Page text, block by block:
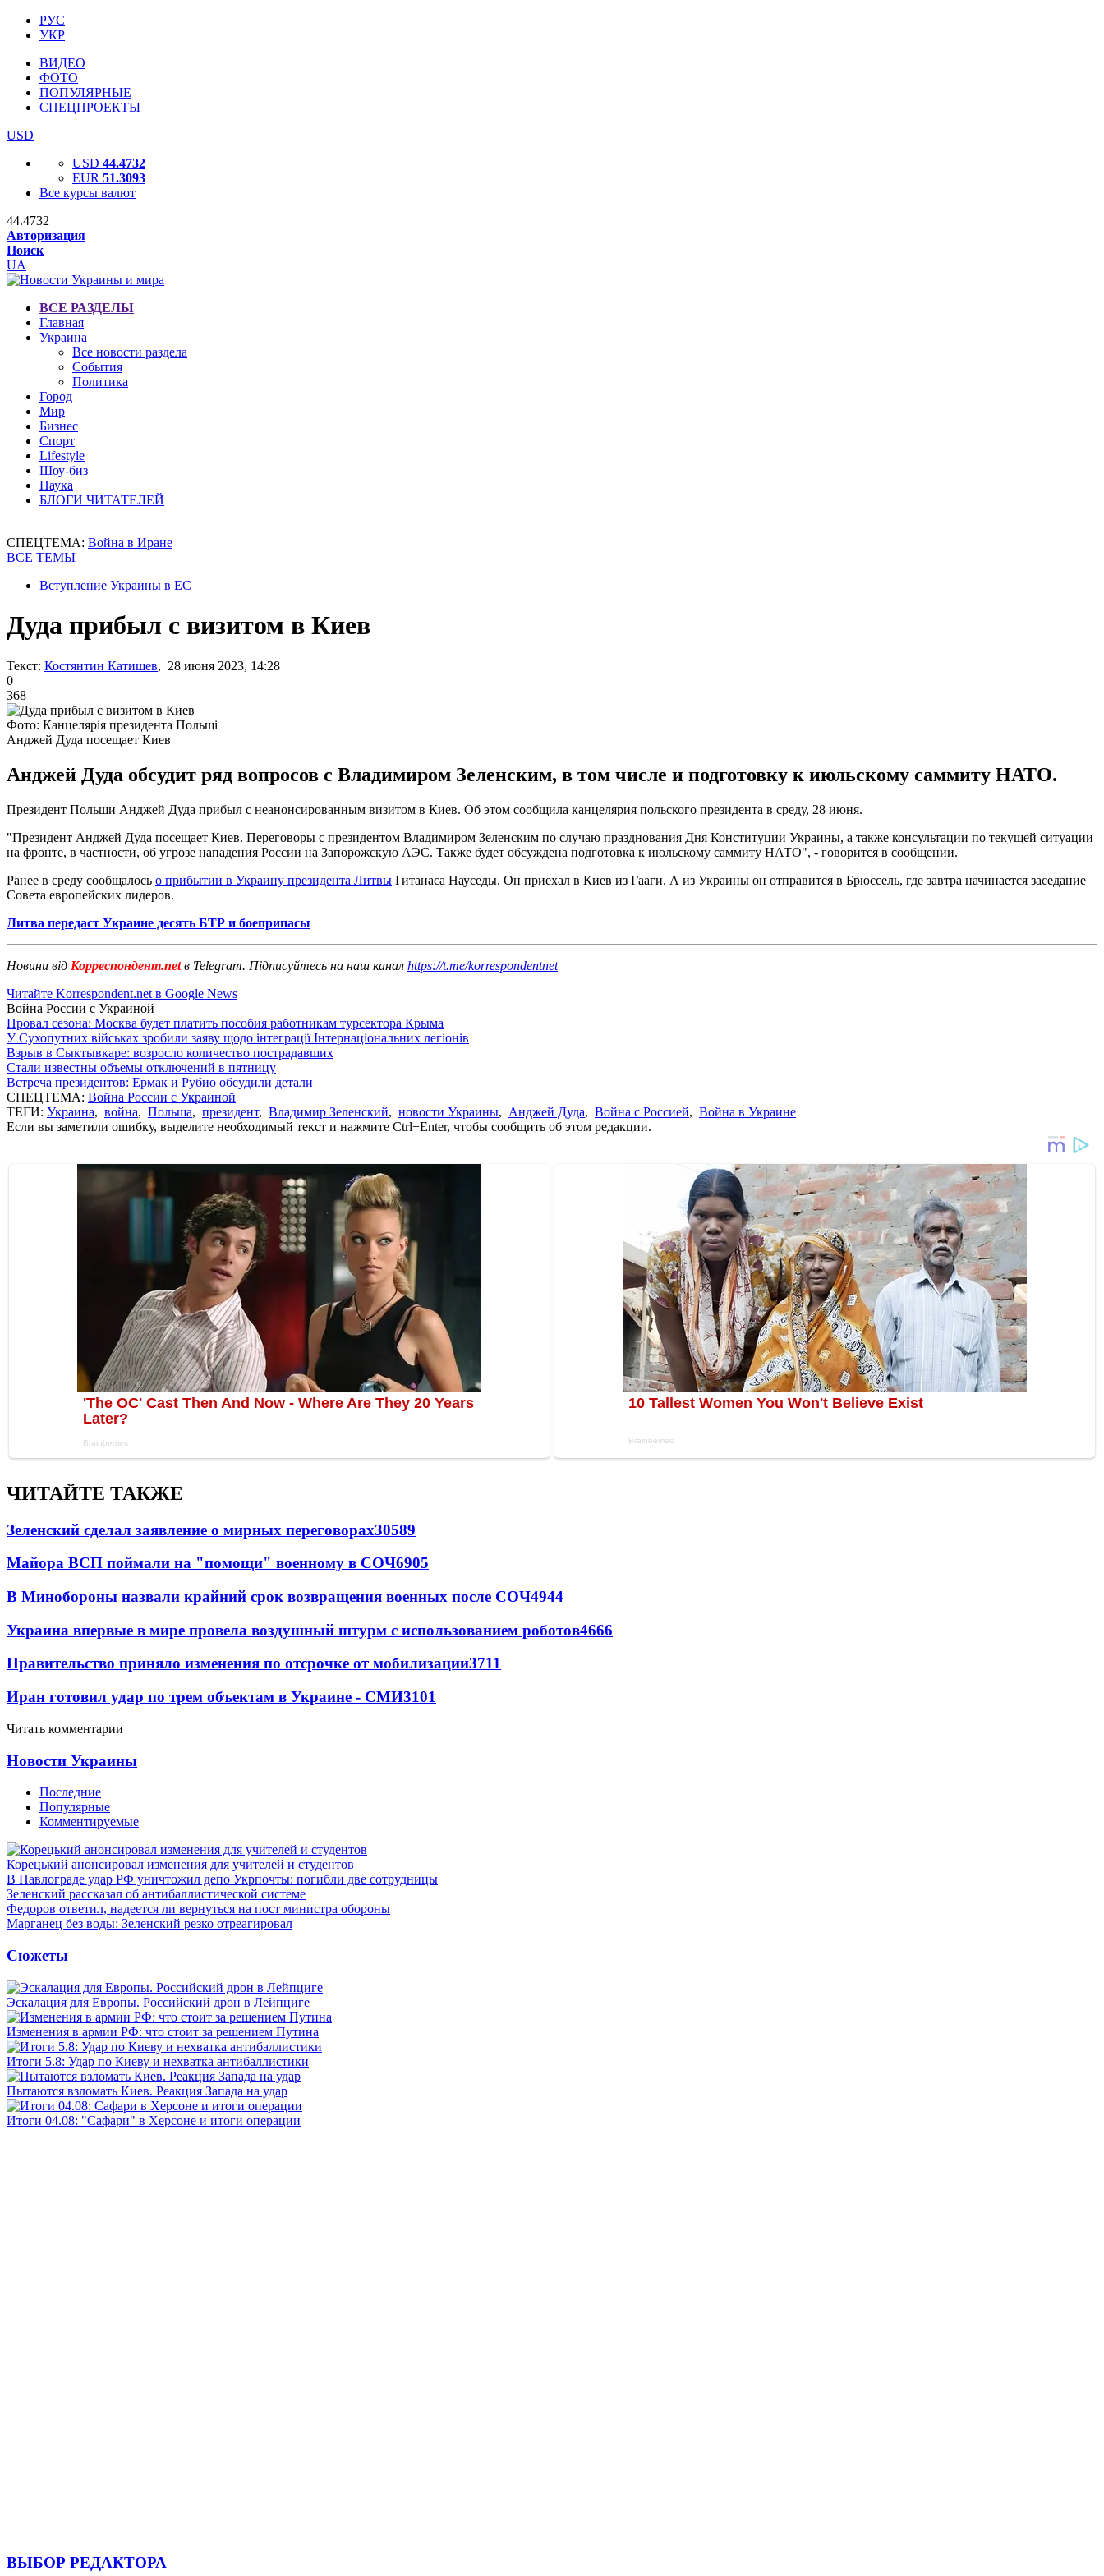
РУС
УКР
ВИДЕО
ФОТО
ПОПУЛЯРНЫЕ
СПЕЦПРОЕКТЫ
USD
USD 44.4732
EUR 51.3093
Все курсы валют
44.4732
Авторизация
Поиск
UA
ВСЕ РАЗДЕЛЫ
Главная
Украина
Все новости раздела
События
Политика
Город
Мир
Бизнес
Спорт
Lifestyle
Шоу-биз
Наука
БЛОГИ ЧИТАТЕЛЕЙ
СПЕЦТЕМА: Война в Иране
ВСЕ ТЕМЫ
Вступление Украины в ЕС
Дуда прибыл с визитом в Киев
Текст: Костянтин Катишев, 28 июня 2023, 14:28
0
368
Фото: Канцелярія президента Польщі
Анджей Дуда посещает Киев
Анджей Дуда обсудит ряд вопросов с Владимиром Зеленским, в том числе и подготовку к июльскому саммиту НАТО.
Президент Польши Анджей Дуда прибыл с неанонсированным визитом в Киев. Об этом сообщила канцелярия польского президента в среду, 28 июня.
"Президент Анджей Дуда посещает Киев. Переговоры с президентом Владимиром Зеленским по случаю празднования Дня Конституции Украины, а также консультации по текущей ситуации
на фронте, в частности, об угрозе нападения России на Запорожскую АЭС. Также будет обсуждена подготовка к июльскому саммиту НАТО", - говорится в сообщении.
Ранее в среду сообщалось о прибытии в Украину президента Литвы Гитанаса Науседы. Он приехал в Киев из Гааги. А из Украины он отправится в Брюссель, где завтра начинается заседание
Совета европейских лидеров.
Литва передаст Украине десять БТР и боеприпасы
Новини від Корреспондент.netв Telegram. Підписуйтесь на наш канал https://t.me/korrespondentnet
Читайте Korrespondent.net в Google News
Война России с Украиной
Провал сезона: Москва будет платить пособия работникам турсектора Крыма
У Сухопутних військах зробили заяву щодо інтеграції Інтернаціональних легіонів
Взрыв в Сыктывкаре: возросло количество пострадавших
Стали известны объемы отключений в пятницу
Встреча президентов: Ермак и Рубио обсудили детали
СПЕЦТЕМА: Война России с Украиной
ТЕГИ: Украина, война, Польша, президент, Владимир Зеленский, новости Украины, Анджей Дуда, Война с Россией, Война в Украине
Если вы заметили ошибку, выделите необходимый текст и нажмите Ctrl+Enter, чтобы сообщить об этом редакции.
ЧИТАЙТЕ ТАКЖЕ
Зеленский сделал заявление о мирных переговорах30589
Майора ВСП поймали на "помощи" военному в СОЧ6905
В Минобороны назвали крайний срок возвращения военных после СОЧ4944
Украина впервые в мире провела воздушный штурм с использованием роботов4666
Правительство приняло изменения по отсрочке от мобилизации3711
Иран готовил удар по трем объектам в Украине - СМИ3101
Читать комментарии
Новости Украины
Последние
Популярные
Комментируемые
Корецький анонсировал изменения для учителей и студентов
В Павлограде удар РФ уничтожил депо Укрпочты: погибли две сотрудницы
Зеленский рассказал об антибаллистической системе
Федоров ответил, надеется ли вернуться на пост министра обороны
Марганец без воды: Зеленский резко отреагировал
Сюжеты
Эскалация для Европы. Российский дрон в Лейпциге
Изменения в армии РФ: что стоит за решением Путина
Итоги 5.8: Удар по Киеву и нехватка антибаллистики
Пытаются взломать Киев. Реакция Запада на удар
Итоги 04.08: "Сафари" в Херсоне и итоги операции
ВЫБОР РЕДАКТОРА